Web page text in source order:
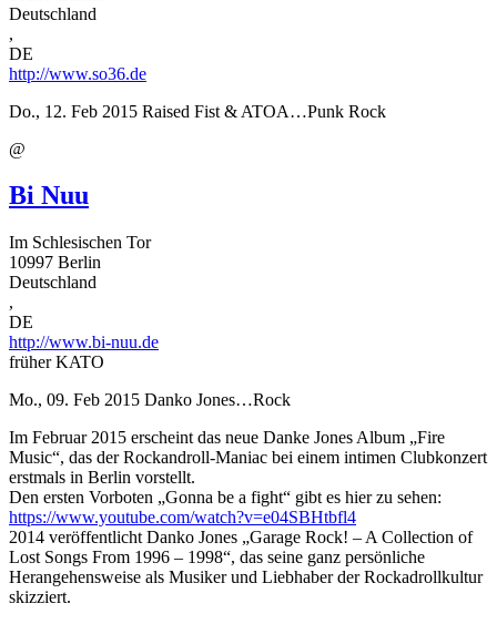
Deutschland
,
DE
http://www.so36.de
Do., 12. Feb 2015 Raised Fist & ATOA…Punk Rock
@
Bi Nuu
Im Schlesischen Tor
10997 Berlin
Deutschland
,
DE
http://www.bi-nuu.de
früher KATO
Mo., 09. Feb 2015 Danko Jones…Rock
Im Februar 2015 erscheint das neue Danke Jones Album „Fire
Music“, das der Rockandroll-Maniac bei einem intimen Clubkonzert
erstmals in Berlin vorstellt.
Den ersten Vorboten „Gonna be a fight“ gibt es hier zu sehen:
https://www.youtube.com/watch?v=e04SBHtbfl4
2014 veröffentlicht Danko Jones „Garage Rock! – A Collection of
Lost Songs From 1996 – 1998“, das seine ganz persönliche
Herangehensweise als Musiker und Liebhaber der Rockadrollkultur
skizziert.